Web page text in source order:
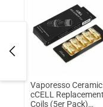
Vaporesso Ceramic
cCELL Replacement
Coils (5er Pack)